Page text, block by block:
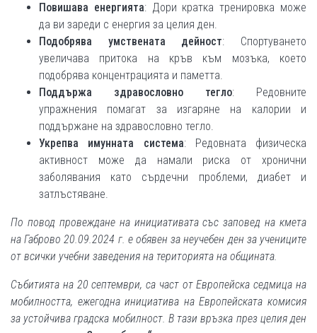
Повишава енергията: Дори кратка тренировка може
да ви зареди с енергия за целия ден.
Подобрява умствената дейност: Спортуването
увеличава притока на кръв към мозъка, което
подобрява концентрацията и паметта.
Поддържа здравословно тегло: Редовните
упражнения помагат за изгаряне на калории и
поддържане на здравословно тегло.
Укрепва имунната система: Редовната физическа
активност може да намали риска от хронични
заболявания като сърдечни проблеми, диабет и
затлъстяване.
По повод провеждане на инициативата със заповед на кмета
на Габрово 20.09.2024 г. е обявен за неучебен ден за учениците
от всички учебни заведения на територията на общината.
Събитията на 20 септември, са част от Европейска седмица на
мобилността, ежегодна инициатива на Европейската комисия
за устойчива градска мобилност. В тази връзка през целия ден